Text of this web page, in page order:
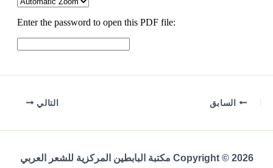
السابق التالي
Copyright © 2026 مكتبة البابطين المركزية للشعر العربي